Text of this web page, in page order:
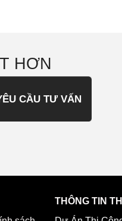
HƠN
CẦU TƯ VẤN
THÔNG TIN